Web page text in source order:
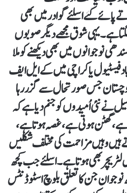
گئے اسلئے گوادر میں بھی
لگتا ہے۔ یہی شوق مجھے دیگر صوبوں
نوجوانوں میں بھی دیکھنے کو ملا
فیسٹیول یا کراچی میں کے ایل ایف
جس صورتحال سے گزر رہا
نے نئی اُمیدوں کو جنم دیا ہے کہ
گھٹن ہوتی ہے، غصہ ہوتا ہے،
وہیں مزاحمت کی مختلف شکلیں
بھی ہوتا ہے۔ اسلئے جب کچھ
نوجوان جن کا تعلق بلوچ اسٹوڈنٹس